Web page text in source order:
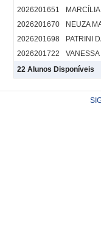
2026201651
2026201670
NEUZA
2026201698
PATRINI
2026201722
22 Alunos Disponíveis